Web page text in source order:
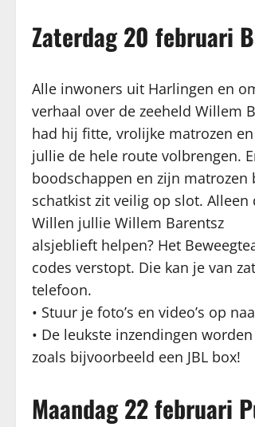
Zaterdag 20 februari
Alle inwoners uit Harlingen en
verhaal over de zeeheld Willem
had hij fitte, vrolijke matrozen
jullie de hele route volbrengen.
boodschappen en zijn
schatkist zit veilig op slot.
Willen jullie Willem Barentsz
alsjeblieft helpen? Het
codes verstopt. Die kan je van
telefoon.
• Stuur je foto’s en video’s op
• De leukste inzendingen
zoals bijvoorbeeld een JBL box!
Maandag 22 februari